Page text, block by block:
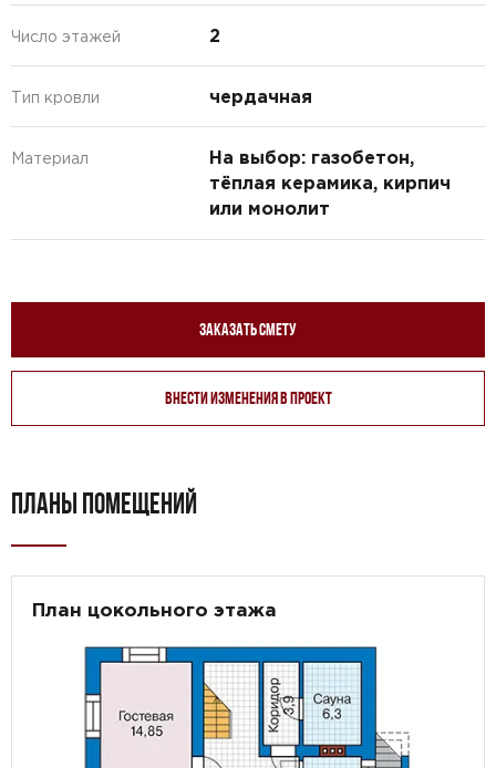
Число этажей 2
Тип кровли чердачная
Материал
На выбор: газобетон,
тёплая керамика, кирпич
или монолит
Заказать смету
Внести изменения в проект
ПЛАНЫ ПОМЕЩЕНИЙ
План цокольного этажа